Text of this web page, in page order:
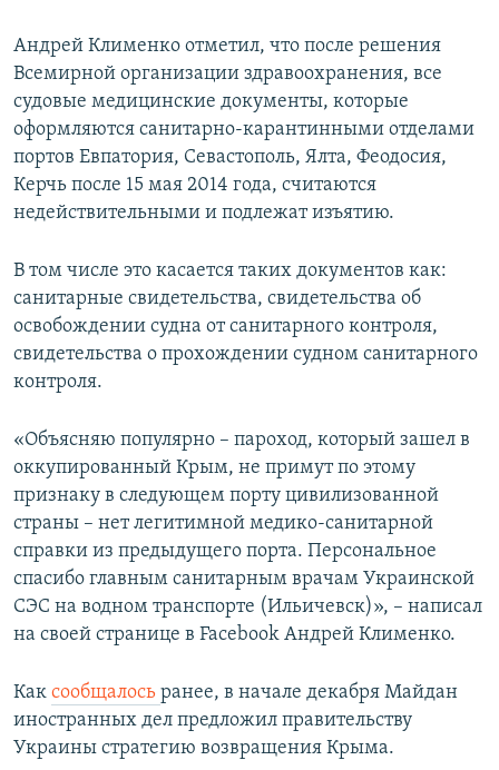
Андрей Клименко отметил, что после решения
Всемирной организации здравоохранения, все
судовые медицинские документы, которые
оформляются санитарно-карантинными отделами
портов Евпатория, Севастополь, Ялта, Феодосия,
Керчь после 15 мая 2014 года, считаются
недействительными и подлежат изъятию.
В том числе это касается таких документов как:
санитарные свидетельства, свидетельства об
освобождении судна от санитарного контроля,
свидетельства о прохождении судном санитарного
контроля.
«Объясняю популярно – пароход, который зашел в
оккупированный Крым, не примут по этому
признаку в следующем порту цивилизованной
страны – нет легитимной медико-санитарной
справки из предыдущего порта. Персональное
спасибо главным санитарным врачам Украинской
СЭС на водном транспорте (Ильичевск)», – написал
на своей странице в Facebook Андрей Клименко.
Как сообщалось ранее, в начале декабря Майдан
иностранных дел предложил правительству
Украины стратегию возвращения Крыма.